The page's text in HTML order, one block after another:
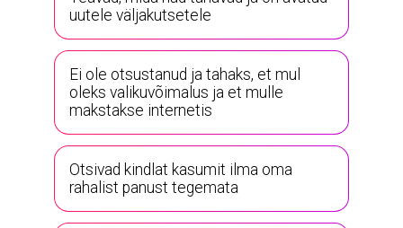
uutele väljakutsetele
Ei ole otsustanud ja tahaks, et mul
oleks valikuvõimalus ja et mulle
makstakse internetis
Otsivad kindlat kasumit ilma oma
rahalist panust tegemata